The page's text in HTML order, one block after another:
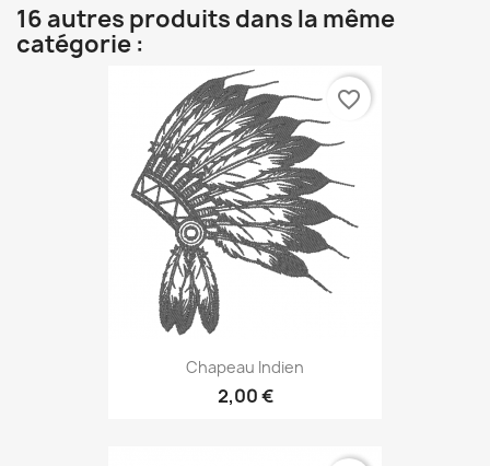
16 autres produits dans la même
catégorie :
Chapeau Indien
2,00 €
favorite_border